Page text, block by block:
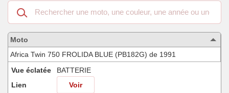
Recherche
dans
les
motos
compatibles
Moto
Africa Twin 750 FROLIDA BLUE (PB182G) de 1991
Vue éclatée
BATTERIE
Lien
Voir